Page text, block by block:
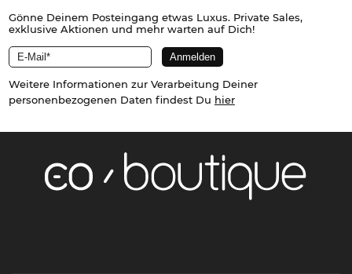
Gönne Deinem Posteingang etwas Luxus. Private Sales,
exklusive Aktionen und mehr warten auf Dich!
Weitere Informationen zur Verarbeitung Deiner
personenbezogenen Daten findest Du hier